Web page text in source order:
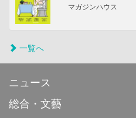
マガジンハウス
一覧へ
ニュース
総合・文藝